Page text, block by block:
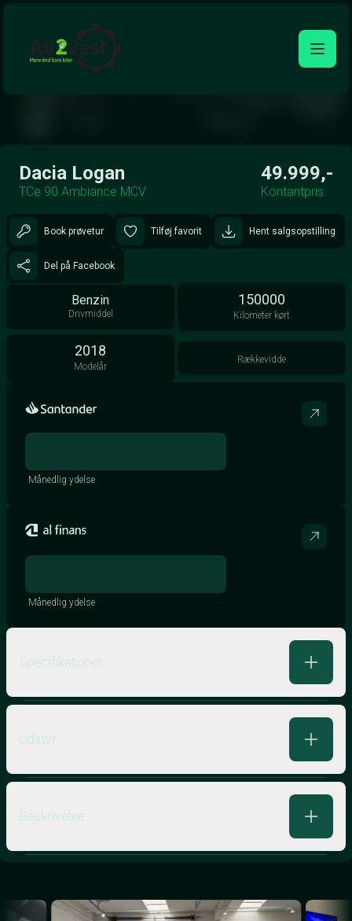
Åben galleri
Dacia Logan
TCe 90 Ambiance MCV
49.999,-
Kontantpris
Book prøvetur Tilføj favorit Hent salgsopstilling
Del på Facebook
Benzin
Drivmiddel
150000
Kilometer kørt
2018
Modelår
Rækkevidde
Månedlig ydelse
Månedlig ydelse
Specifikationer
Udstyr
Beskrivelse